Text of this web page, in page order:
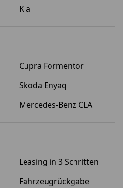
Kia
Cupra Formentor
Skoda Enyaq
Mercedes-Benz CLA
Leasing in 3 Schritten
Fahrzeugrückgabe